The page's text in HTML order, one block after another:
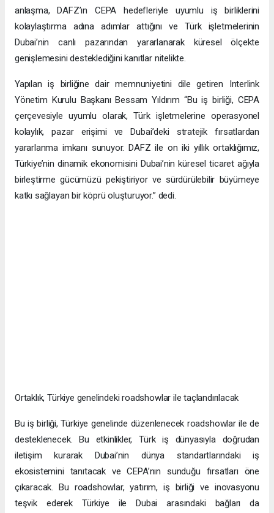
anlaşma, DAFZ’ın CEPA hedefleriyle uyumlu iş birliklerini
kolaylaştırma adına adımlar attığını ve Türk işletmelerinin
Dubai’nin canlı pazarından yararlanarak küresel ölçekte
genişlemesini desteklediğini kanıtlar nitelikte.
Yapılan iş birliğine dair memnuniyetini dile getiren Interlink
Yönetim Kurulu Başkanı Bessam Yıldırım “Bu iş birliği, CEPA
çerçevesiyle uyumlu olarak, Türk işletmelerine operasyonel
kolaylık, pazar erişimi ve Dubai’deki stratejik fırsatlardan
yararlanma imkanı sunuyor. DAFZ ile on iki yıllık ortaklığımız,
Türkiye’nin dinamik ekonomisini Dubai’nin küresel ticaret ağıyla
birleştirme gücümüzü pekiştiriyor ve sürdürülebilir büyümeye
katkı sağlayan bir köprü oluşturuyor.” dedi.
Ortaklık, Türkiye genelindeki roadshowlar ile taçlandırılacak
Bu iş birliği, Türkiye genelinde düzenlenecek roadshowlar ile de
desteklenecek. Bu etkinlikler, Türk iş dünyasıyla doğrudan
iletişim kurarak Dubai’nin dünya standartlarındaki iş
ekosistemini tanıtacak ve CEPA’nın sunduğu fırsatları öne
çıkaracak. Bu roadshowlar, yatırım, iş birliği ve inovasyonu
teşvik ederek Türkiye ile Dubai arasındaki bağları da